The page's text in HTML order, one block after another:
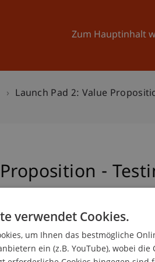
Zum Hauptinhalt
Universität
Launch Pad 2: Value
-
verwendet Cookies.
um Ihnen das bestmögliche
ein (z.B. YouTube), wobei